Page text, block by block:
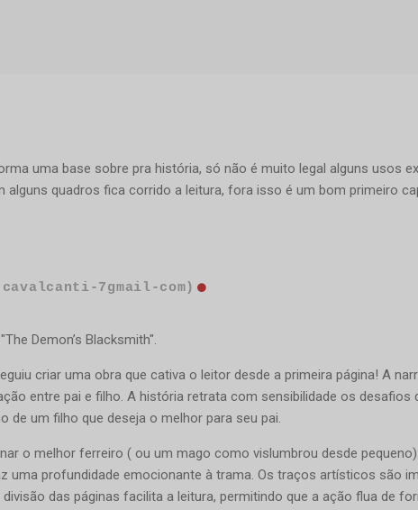
uma base sobre pra história, só não é muito legal alguns usos
alguns quadros fica corrido a leitura, fora isso é um bom primeiro
cavalcanti-7gmail-com)
Demon’s Blacksmith".
criar uma obra que cativa o leitor desde a primeira página! A
entre pai e filho. A história retrata com sensibilidade os desafios
de um filho que deseja o melhor para seu pai.
o melhor ferreiro ( ou um mago como vislumbrou desde
uma profundidade emocionante à trama. Os traços artísticos são
das páginas facilita a leitura, permitindo que a ação flua de